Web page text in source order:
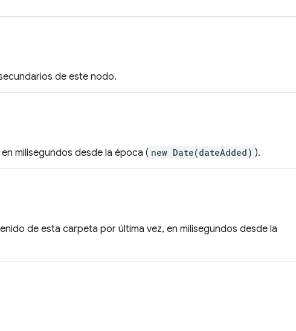
de este nodo.
milisegundos desde la época ( new Date(dateAdded) ).
de esta carpeta por última vez, en milisegundos desde la